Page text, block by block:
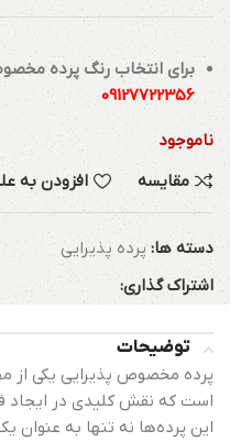
برای انتخاب رنگ پرده
09127722356
ناموجود
مقایسه
افزودن به
دسته ها: پرده پذیرایی
اشتراک گذاری:
توضیحات
پرده مخصوص پذیرایی یکی از
است که نقش کلیدی در ایجاد
این پرده‌ها نه تنها به